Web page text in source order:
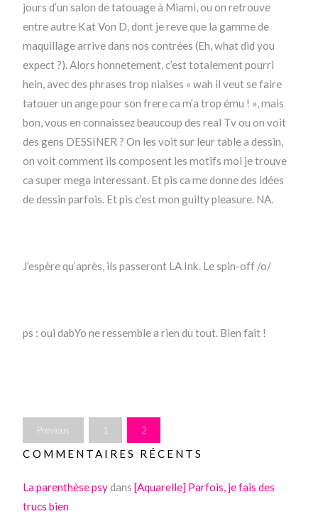
jours d’un salon de tatouage à Miami, ou on retrouve
entre autre Kat Von D, dont je reve que la gamme de
maquillage arrive dans nos contrées (Eh, what did you
expect ?). Alors honnetement, c’est totalement pourri
hein, avec des phrases trop niaises « wah il veut se faire
tatouer un ange pour son frere ca m’a trop ému ! », mais
bon, vous en connaissez beaucoup des real Tv ou on voit
des gens DESSINER ? On les voit sur leur table a dessin,
on voit comment ils composent les motifs moi je trouve
ca super mega interessant. Et pis ca me donne des idées
de dessin parfois. Et pis c’est mon guilty pleasure. NA.
J’espère qu’après, ils passeront LA Ink. Le spin-off /o/
ps : oui dabYo ne ressemble a rien du tout. Bien fait !
Previous 1 2
COMMENTAIRES RÉCENTS
La parenthèse psydans[Aquarelle] Parfois, je fais des
trucs bien